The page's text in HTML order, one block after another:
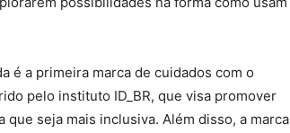
é a primeira marca de cuidados com o
pelo instituto ID_BR, que visa promover
seja mais inclusiva. Além disso, a marca